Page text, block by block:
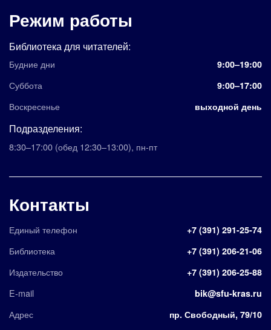
Режим работы
Библиотека для читателей:
Будние дни 9:00–19:00
Суббота 9:00–17:00
Воскресенье выходной день
Подразделения:
8:30–17:00 (обед 12:30–13:00), пн-пт
Контакты
Единый телефон +7 (391) 291-25-74
Библиотека +7 (391) 206-21-06
Издательство +7 (391) 206-25-88
E-mail bik@sfu-kras.ru
Адрес пр. Свободный, 79/10